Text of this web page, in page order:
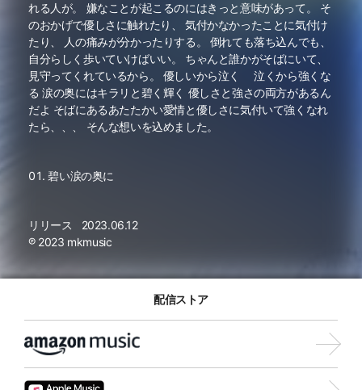
れる人が。 嫌なことが起こるのにはきっと意味があって。 そ
のおかげで優しさに触れたり、 気付かなかったことに気付け
たり、 人の痛みが分かったりする。 倒れても落ち込んでも、
自分らしく歩いていけばいい。 ちゃんと誰かがそばにいて、
見守ってくれているから。 優しいから泣く 泣くから強くな
る 涙の奥にはキラリと碧く輝く 優しさと強さの両方があるん
だよ そばにあるあたたかい愛情と優しさに気付いて強くなれ
たら、、、 そんな想いを込めました。
碧い涙の奥に
リリース
2023.06.12
℗ 2023 mkmusic
配信ストア